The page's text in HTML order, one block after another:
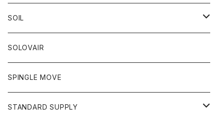
ボトム
ワンピース
トップス
Tシャツ
トレーナー
ボトム
ショートパンツ
スカート
レディース
スカート
アクセサリー
カーディガン
コート
グッズ
ネクタイ
グローブ
アクセサリー
トップス
カットソー
ボトム
ボトム
ジーンズ
チノパン
トップス
ポロシャツ
ベスト
靴
SOIL
靴
ワンピース
トップス
SOLOVAIR
SPINGLE MOVE
STANDARD SUPPLY